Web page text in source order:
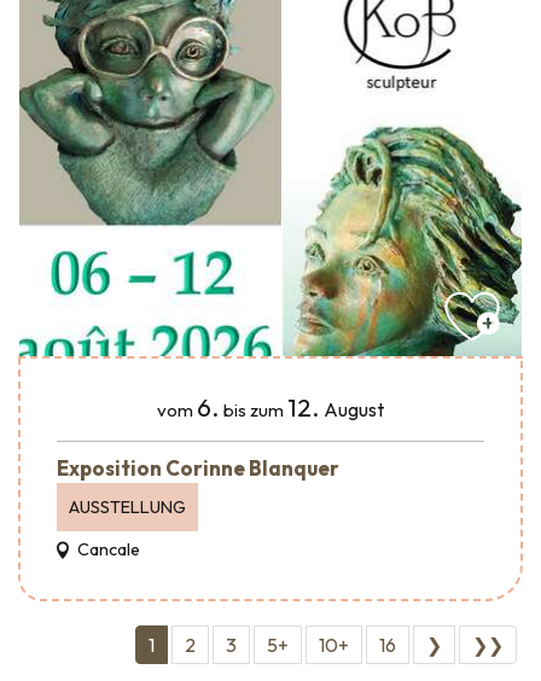
vom 6. bis zum 12. August
Exposition Corinne Blanquer
AUSSTELLUNG
Cancale
1 2 3 5+ 10+ 16 ❯ ❯❯